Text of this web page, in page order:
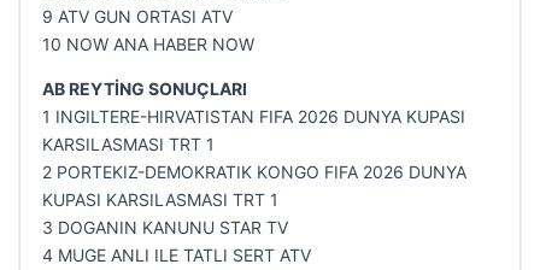
9 ATV GUN ORTASI ATV
10 NOW ANA HABER NOW
AB REYTİNG SONUÇLARI
1 INGILTERE-HIRVATISTAN FIFA 2026 DUNYA KUPASI
KARSILASMASI TRT 1
2 PORTEKIZ-DEMOKRATIK KONGO FIFA 2026 DUNYA
KUPASI KARSILASMASI TRT 1
3 DOGANIN KANUNU STAR TV
4 MUGE ANLI ILE TATLI SERT ATV